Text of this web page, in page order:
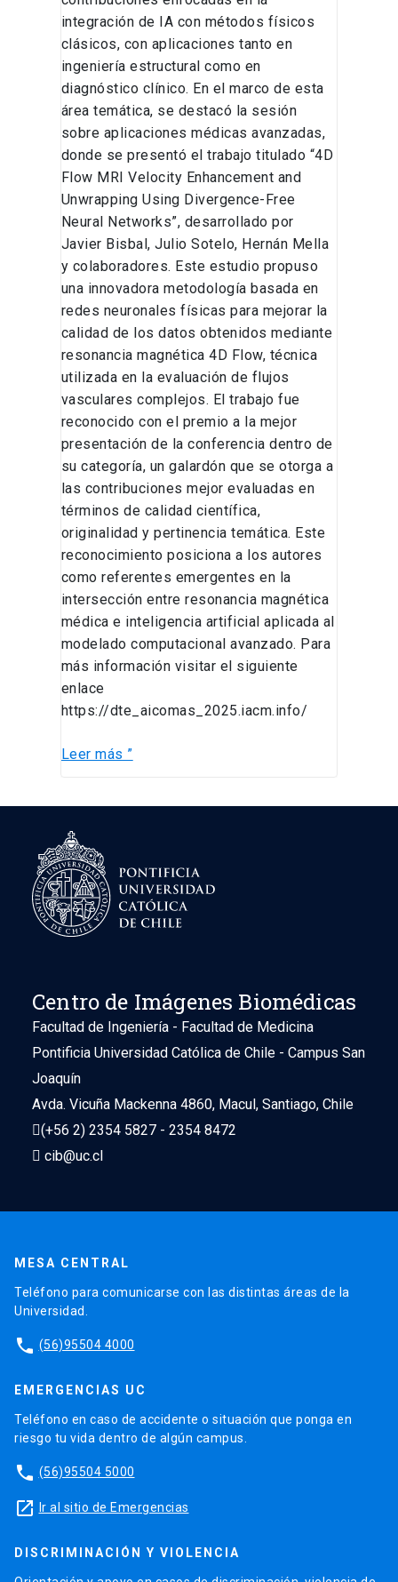
integración de IA con métodos físicos
clásicos, con aplicaciones tanto en
ingeniería estructural como en
diagnóstico clínico. En el marco de esta
área temática, se destacó la sesión
sobre aplicaciones médicas avanzadas,
donde se presentó el trabajo titulado “4D
Flow MRI Velocity Enhancement and
Unwrapping Using Divergence-Free
Neural Networks”, desarrollado por
Javier Bisbal, Julio Sotelo, Hernán Mella
y colaboradores. Este estudio propuso
una innovadora metodología basada en
redes neuronales físicas para mejorar la
calidad de los datos obtenidos mediante
resonancia magnética 4D Flow, técnica
utilizada en la evaluación de flujos
vasculares complejos. El trabajo fue
reconocido con el premio a la mejor
presentación de la conferencia dentro de
su categoría, un galardón que se otorga a
las contribuciones mejor evaluadas en
términos de calidad científica,
originalidad y pertinencia temática. Este
reconocimiento posiciona a los autores
como referentes emergentes en la
intersección entre resonancia magnética
médica e inteligencia artificial aplicada al
modelado computacional avanzado. Para
más información visitar el siguiente
enlace
https://dte_aicomas_2025.iacm.info/
Leer más ”
Centro de Imágenes Biomédicas
Facultad de Ingeniería - Facultad de Medicina
Pontificia Universidad Católica de Chile - Campus San
Joaquín
Avda. Vicuña Mackenna 4860, Macul, Santiago, Chile
(+56 2) 2354 5827 - 2354 8472
cib@uc.cl
MESA CENTRAL
Teléfono para comunicarse con las distintas áreas de la
Universidad.
phone (56)95504 4000
EMERGENCIAS UC
Teléfono en caso de accidente o situación que ponga en
riesgo tu vida dentro de algún campus.
phone (56)95504 5000
launch Ir al sitio de Emergencias
DISCRIMINACIÓN Y VIOLENCIA